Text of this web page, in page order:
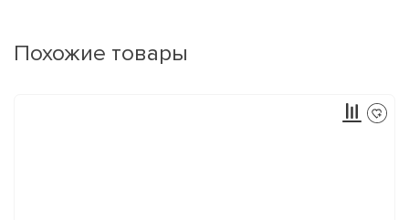
Похожие товары